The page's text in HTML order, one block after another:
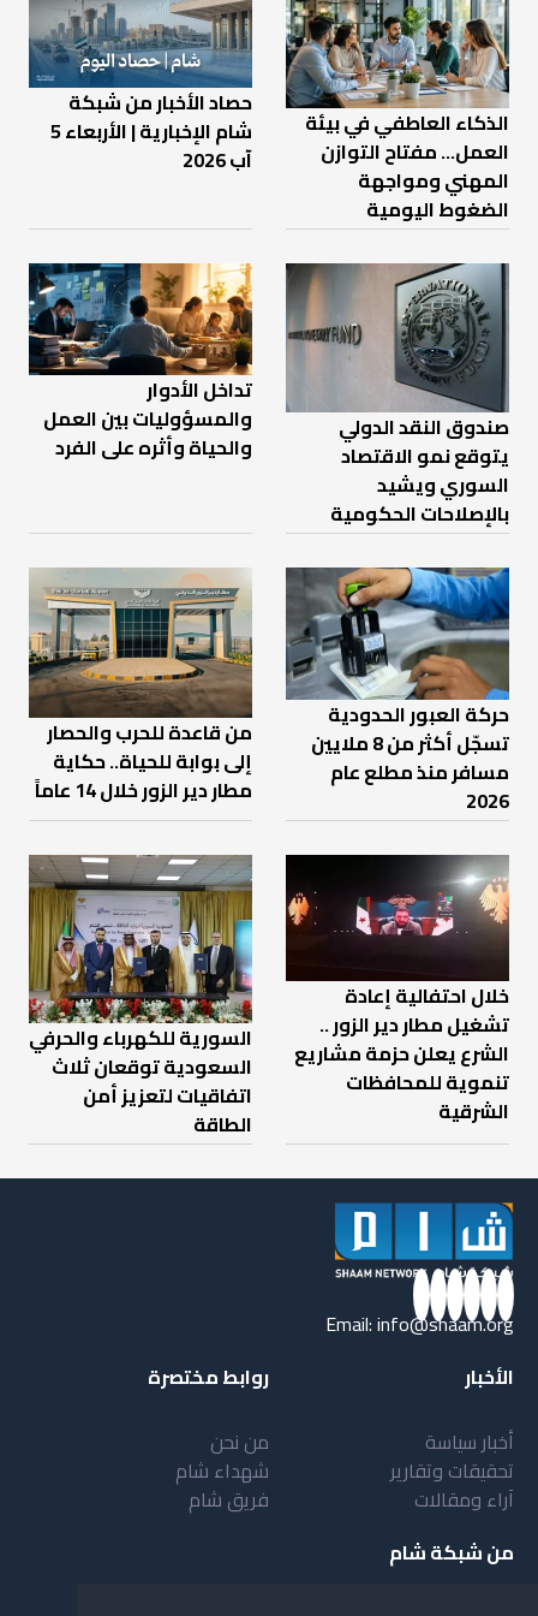
الذكاء العاطفي في بيئة
العمل… مفتاح التوازن
المهني ومواجهة
الضغوط اليومية
حصاد الأخبار من شبكة
شام الإخبارية | الأربعاء 5
آب 2026
صندوق النقد الدولي
يتوقع نمو الاقتصاد
السوري ويشيد
بالإصلاحات الحكومية
تداخل الأدوار
والمسؤوليات بين العمل
والحياة وأثره على الفرد
حركة العبور الحدودية
تسجّل أكثر من 8 ملايين
مسافر منذ مطلع عام
2026
من قاعدة للحرب والحصار
إلى بوابة للحياة.. حكاية
مطار دير الزور خلال 14 عاماً
خلال احتفالية إعادة
تشغيل مطار دير الزور ..
الشرع يعلن حزمة مشاريع
تنموية للمحافظات
الشرقية
السورية للكهرباء والحرفي
السعودية توقعان ثلاث
اتفاقيات لتعزيز أمن
الطاقة
Email:info@shaam.org
الأخبار
أخبار سياسة
تحقيقات وتقارير
آراء ومقالات
روابط مختصرة
من نحن
شهداء شام
فريق شام
من شبكة شام